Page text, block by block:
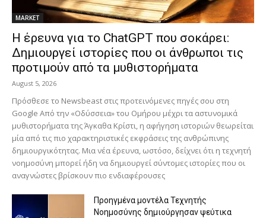
MARKET
H έρευνα για το ChatGPT που σοκάρει:
Δημιουργεί ιστορίες που οι άνθρωποι τις
προτιμούν από τα μυθιστορήματα
August 5, 2026
Πρόσθεσε το Newsbeast στις προτεινόμενες πηγές σου στη
Google Από την «Οδύσσεια» του Ομήρου μέχρι τα αστυνομικά
μυθιστορήματα της Άγκαθα Κρίστι, η αφήγηση ιστοριών θεωρείται
μία από τις πιο χαρακτηριστικές εκφράσεις της ανθρώπινης
δημιουργικότητας. Μια νέα έρευνα, ωστόσο, δείχνει ότι η τεχνητή
νοημοσύνη μπορεί ήδη να δημιουργεί σύντομες ιστορίες που οι
αναγνώστες βρίσκουν πιο ενδιαφέρουσες
Προηγμένα μοντέλα Τεχνητής
Νοημοσύνης δημιούργησαν ψεύτικα